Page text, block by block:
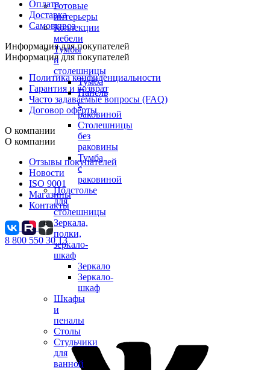
Готовые
интерьеры
Коллекции
мебели
Тумбы
и
столешницы
Тумба
Панель
с
раковиной
Столешницы
без
раковины
Тумба
с
раковиной
Подстолье
для
столешницы
Зеркала,
полки,
зеркало-
шкаф
Зеркало
Зеркало-
шкаф
Шкафы
и
пеналы
Столы
Стульчики
для
ванной
Оплата
Доставка
Самовывоз
Информация для покупателей
Информация для покупателей
Политика конфиденциальности
Гарантия и возврат
Часто задаваемые вопросы (FAQ)
Договор оферты
О компании
О компании
Отзывы покупателей
Новости
ISO 9001
Магазины
Контакты
8 800 550 30 13